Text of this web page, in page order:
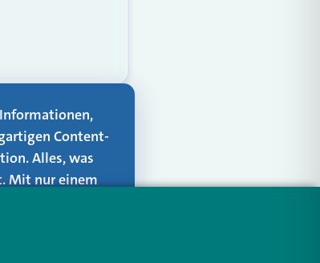
Content-
Alles, was
Mit nur einem